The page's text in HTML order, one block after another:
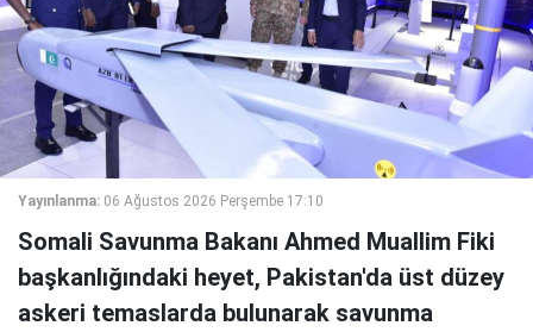
Yayınlanma: 06 Ağustos 2026 Perşembe 17:10
Somali Savunma Bakanı Ahmed Muallim Fiki
başkanlığındaki heyet, Pakistan'da üst düzey
askeri temaslarda bulunarak savunma